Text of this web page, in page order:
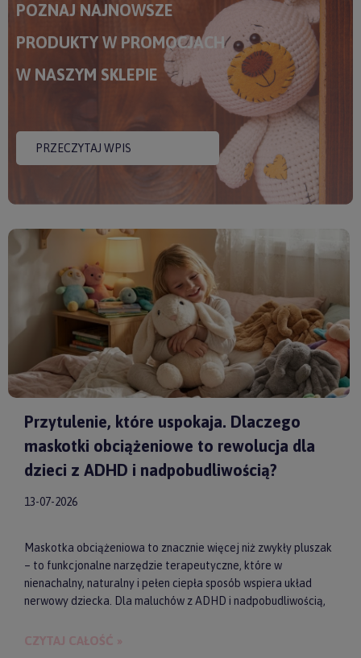
POZNAJ NAJNOWSZE
PRODUKTY W PROMOCJACH
W NASZYM SKLEPIE
PRZECZYTAJ WPIS
Przytulenie, które uspokaja. Dlaczego
maskotki obciążeniowe to rewolucja dla
dzieci z ADHD i nadpobudliwością?
13-07-2026
Maskotka obciążeniowa to znacznie więcej niż zwykły pluszak
– to funkcjonalne narzędzie terapeutyczne, które w
nienachalny, naturalny i pełen ciepła sposób wspiera układ
nerwowy dziecka. Dla maluchów z ADHD i nadpobudliwością,
dociążony przyjaciel może stać się kluczem do upragnionego
CZYTAJ CAŁOŚĆ »